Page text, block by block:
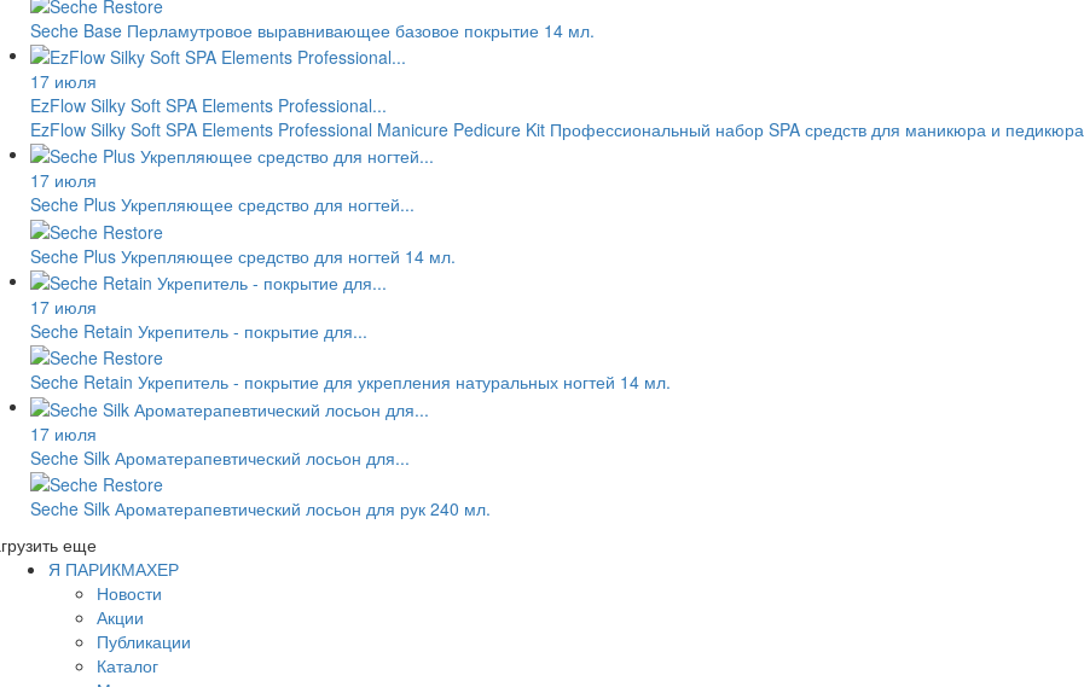
Seche Base Перламутровое выравнивающее базовое покрытие 14 мл.
17 июля
EzFlow Silky Soft SPA Elements Professional...
EzFlow Silky Soft SPA Elements Professional Manicure Pedicure Kit Профессиональный набор SPA средств для маникюра и педикюра
17 июля
Seche Plus Укрепляющее средство для ногтей...
Seche Plus Укрепляющее средство для ногтей 14 мл.
17 июля
Seche Retain Укрепитель - покрытие для...
Seche Retain Укрепитель - покрытие для укрепления натуральных ногтей 14 мл.
17 июля
Seche Silk Ароматерапевтический лосьон для...
Seche Silk Ароматерапевтический лосьон для рук 240 мл.
еще
Я ПАРИКМАХЕР
Новости
Акции
Публикации
Каталог